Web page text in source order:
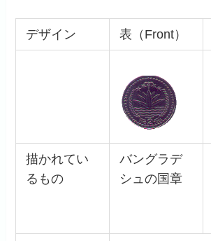
デザイン 表（Front）
描かれてい
るもの
バングラデ
シュの国章